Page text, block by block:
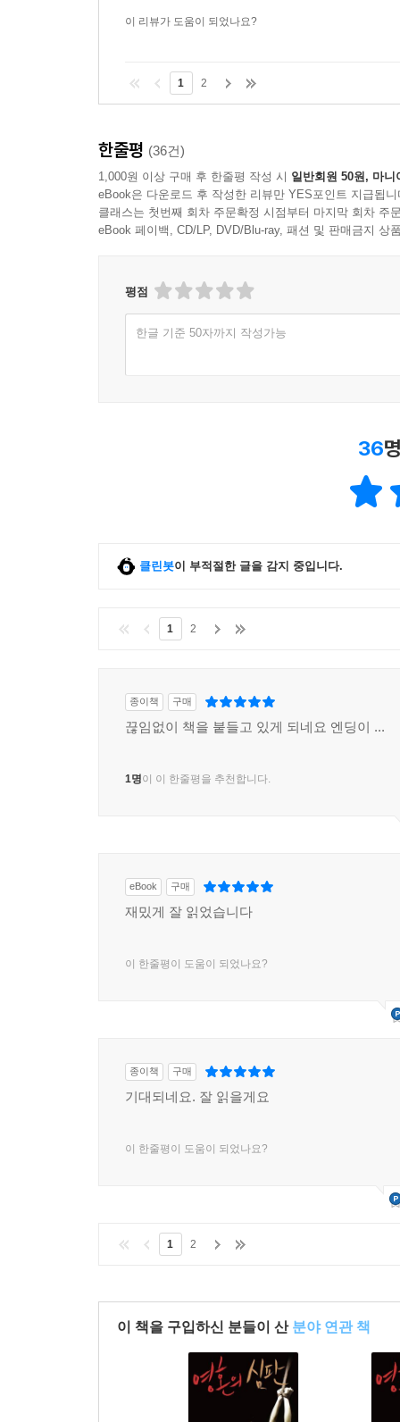
이 리뷰가 도움이 되었나요?
1 2
한줄평 (36건)
1,000원 이상 구매 후 한줄평 작성 시 일반회원 50원, 마니
eBook은 다운로드 후 작성한 리뷰만 YES포인트 지급됩니
클래스는 첫번째 회차 주문확정 시점부터 마지막 회차 주
eBook 페이백, CD/LP, DVD/Blu-ray, 패션 및 판매금지 상
평점
한글 기준 50자까지 작성가능
36
클린봇이 부적절한 글을 감지 중입니다.
1 2
종이책 구매
끊임없이 책을 붙들고 있게 되네요 엔딩이 ...
1명이 이 한줄평을 추천합니다.
eBook 구매
재밌게 잘 읽었습니다
이 한줄평이 도움이 되었나요?
종이책 구매
기대되네요. 잘 읽을게요
이 한줄평이 도움이 되었나요?
1 2
이 책을 구입하신 분들이 산 분야 연관 책